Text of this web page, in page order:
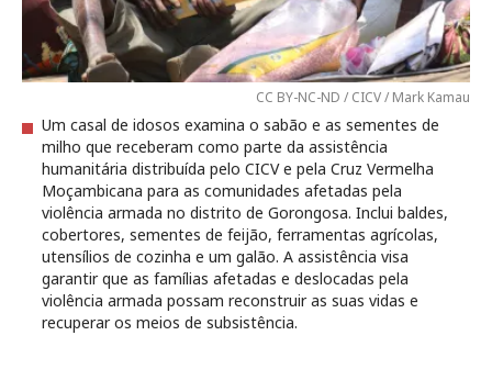
CC BY-NC-ND / CICV / Mark Kamau
Um casal de idosos examina o sabão e as sementes de
milho que receberam como parte da assistência
humanitária distribuída pelo CICV e pela Cruz Vermelha
Moçambicana para as comunidades afetadas pela
violência armada no distrito de Gorongosa. Inclui baldes,
cobertores, sementes de feijão, ferramentas agrícolas,
utensílios de cozinha e um galão. A assistência visa
garantir que as famílias afetadas e deslocadas pela
violência armada possam reconstruir as suas vidas e
recuperar os meios de subsistência.